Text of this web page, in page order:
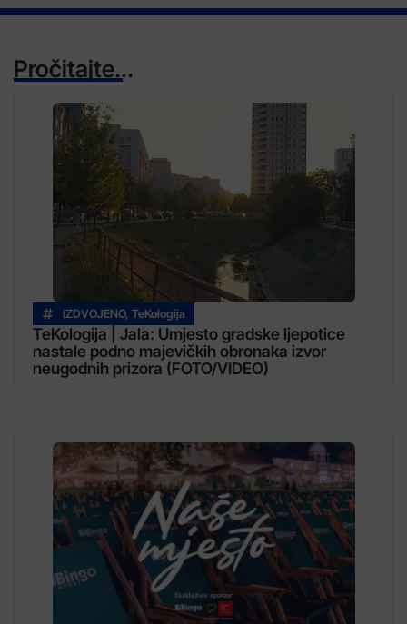
Pročitajte...
IZDVOJENO, TeKologija
TeKologija | Jala: Umjesto gradske ljepotice
nastale podno majevičkih obronaka izvor
neugodnih prizora (FOTO/VIDEO)